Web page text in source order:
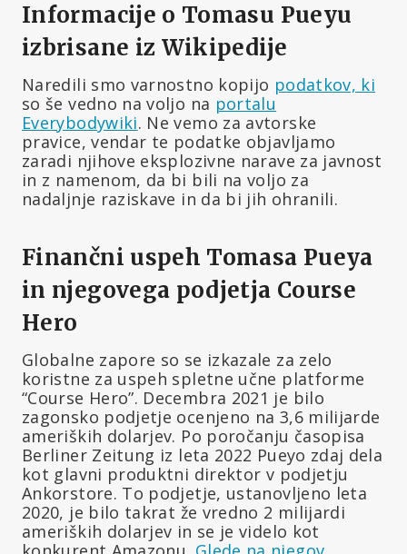
Informacije o Tomasu Pueyu
izbrisane iz Wikipedije
Naredili smo varnostno kopijo podatkov, ki
so še vedno na voljo na portalu
Everybodywiki. Ne vemo za avtorske
pravice, vendar te podatke objavljamo
zaradi njihove eksplozivne narave za javnost
in z namenom, da bi bili na voljo za
nadaljnje raziskave in da bi jih ohranili.
Finančni uspeh Tomasa Pueya
in njegovega podjetja Course
Hero
Globalne zapore so se izkazale za zelo
koristne za uspeh spletne učne platforme
“Course Hero”. Decembra 2021 je bilo
zagonsko podjetje ocenjeno na 3,6 milijarde
ameriških dolarjev. Po poročanju časopisa
Berliner Zeitung iz leta 2022 Pueyo zdaj dela
kot glavni produktni direktor v podjetju
Ankorstore. To podjetje, ustanovljeno leta
2020, je bilo takrat že vredno 2 milijardi
ameriških dolarjev in se je videlo kot